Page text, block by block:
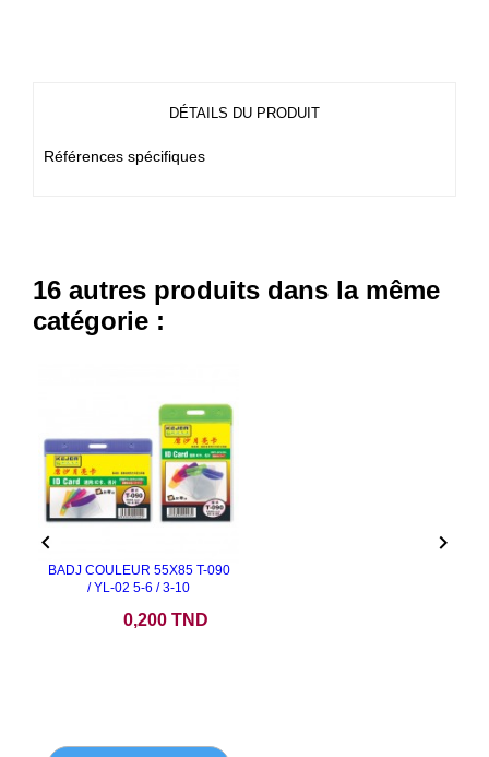
DÉTAILS DU PRODUIT
Références spécifiques
16 autres produits dans la même
catégorie :
BADJ COULEUR 55X85 T-090
/ YL-02 5-6 / 3-10
0,200 TND
 